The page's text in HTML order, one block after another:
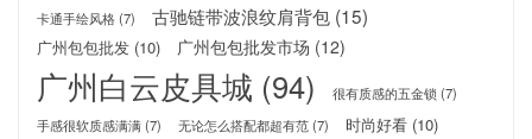
卡通手绘风格(7) 古驰链带波浪纹肩背包 (15)
广州包包批发 (10) 广州包包批发市场 (12)
广州白云皮具城 (94) 很有质感的五金锁 (7)
手感很软质感满满(7) 无论怎么搭配都超有范(7) 时尚好看 (10)